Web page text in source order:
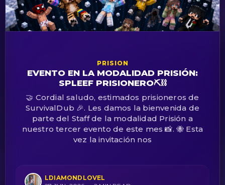
PRISION
EVENTO EN LA MODALIDAD PRISIÓN:
SPLEEF PRISIONERO⛏️⛓️
🤝 Cordial saludo, estimados prisioneros de
SurvivalDub 🎉. Les damos la bienvenida de
parte del Staff de la modalidad Prisión a
nuestro tercer evento de este mes 📸. 🐝 Esta
vez la invitación nos
LDIAMONDLOVEL